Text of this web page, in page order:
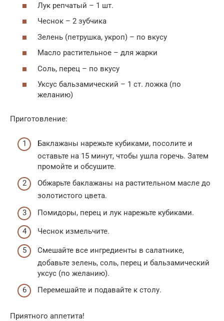
Лук репчатый – 1 шт.
Чеснок – 2 зубчика
Зелень (петрушка, укроп) – по вкусу
Масло растительное – для жарки
Соль, перец – по вкусу
Уксус бальзамический – 1 ст. ложка (по
желанию)
Приготовление:
Баклажаны нарежьте кубиками, посолите и
оставьте на 15 минут, чтобы ушла горечь. Затем
промойте и обсушите.
Обжарьте баклажаны на растительном масле до
золотистого цвета.
Помидоры, перец и лук нарежьте кубиками.
Чеснок измельчите.
Смешайте все ингредиенты в салатнике,
добавьте зелень, соль, перец и бальзамический
уксус (по желанию).
Перемешайте и подавайте к столу.
Приятного аппетита!